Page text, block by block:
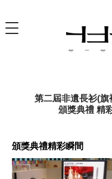
第二屆非遺長衫(旗
頒獎典禮​ 精
頒獎典禮精彩瞬間